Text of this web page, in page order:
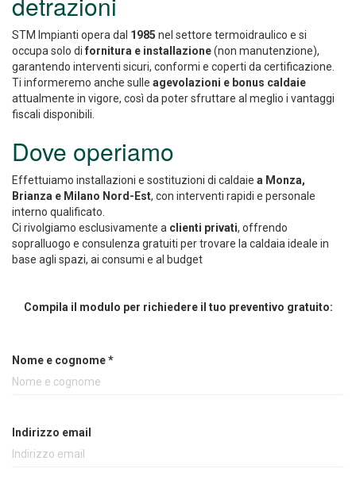
STM Impianti opera dal 1985 nel settore termoidraulico e si
occupa solo di fornitura e installazione(non manutenzione),
garantendo interventi sicuri, conformi e coperti da certificazione.
Ti informeremo anche sulle agevolazioni e bonus caldaie
attualmente in vigore, così da poter sfruttare al meglio i vantaggi
fiscali disponibili.
Dove operiamo
Effettuiamo installazioni e sostituzioni di caldaie a Monza,
Brianza e Milano Nord-Est, con interventi rapidi e personale
interno qualificato.
Ci rivolgiamo esclusivamente a clienti privati, offrendo
sopralluogo e consulenza gratuiti per trovare la caldaia ideale in
base agli spazi, ai consumi e al budget
Compila il modulo per richiedere il tuo preventivo gratuito:
Nome e cognome*
Indirizzo email